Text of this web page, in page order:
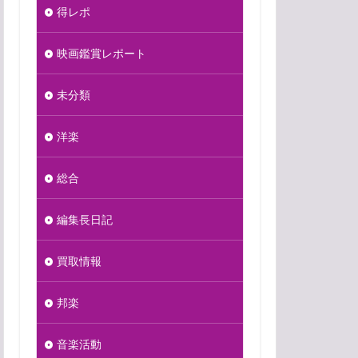
得レポ
映画鑑賞レポート
未分類
洋楽
総合
編集長日記
買取情報
邦楽
音楽活動